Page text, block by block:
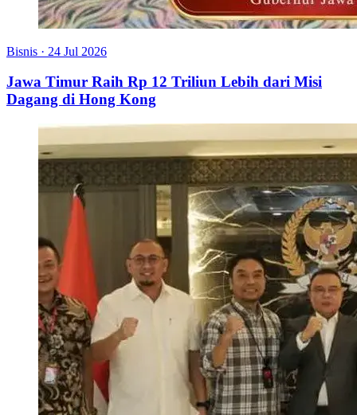
Bisnis · 24 Jul 2026
Jawa Timur Raih Rp 12 Triliun Lebih dari Misi
Dagang di Hong Kong